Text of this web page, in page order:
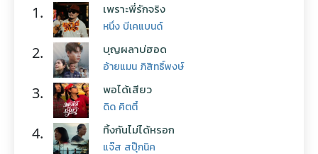
1. เพราะพี่รักจริง
หนึ่ง บีเคแบนด์
2. บุญผลาบ่ฮอด
อ้ายแมน ภิสิทธิ์พงษ์
3. พอได้เสียว
ดิด คิตตี้
4. ทิ้งกันไม่ได้หรอก
แจ๊ส สปุ๊กนิค